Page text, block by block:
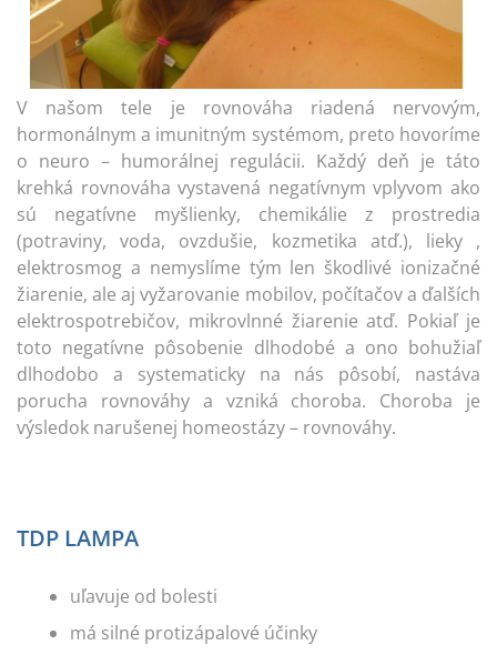
V našom tele je rovnováha riadená nervovým,
hormonálnym a imunitným systémom, preto hovoríme
o neuro – humorálnej regulácii. Každý deň je táto
krehká rovnováha vystavená negatívnym vplyvom ako
sú negatívne myšlienky, chemikálie z prostredia
(potraviny, voda, ovzdušie, kozmetika atď.), lieky ,
elektrosmog a nemyslíme tým len škodlivé ionizačné
žiarenie, ale aj vyžarovanie mobilov, počítačov a ďalších
elektrospotrebičov, mikrovlnné žiarenie atď. Pokiaľ je
toto negatívne pôsobenie dlhodobé a ono bohužiaľ
dlhodobo a systematicky na nás pôsobí, nastáva
porucha rovnováhy a vzniká choroba. Choroba je
výsledok narušenej homeostázy – rovnováhy.
TDP LAMPA
uľavuje od bolesti
má silné protizápalové účinky